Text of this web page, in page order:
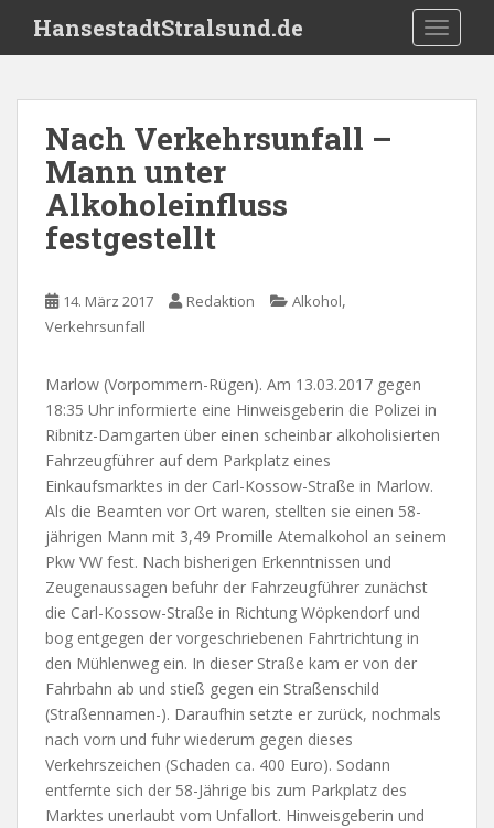
i
HansestadtStralsund.de
Nach Verkehrsunfall –
Mann unter
Alkoholeinfluss
festgestellt
14. März 2017 Redaktion Alkohol,
Verkehrsunfall
Marlow (Vorpommern-Rügen). Am 13.03.2017 gegen
18:35 Uhr informierte eine Hinweisgeberin die Polizei in
Ribnitz-Damgarten über einen scheinbar alkoholisierten
Fahrzeugführer auf dem Parkplatz eines
Einkaufsmarktes in der Carl-Kossow-Straße in Marlow.
Als die Beamten vor Ort waren, stellten sie einen 58-
jährigen Mann mit 3,49 Promille Atemalkohol an seinem
Pkw VW fest. Nach bisherigen Erkenntnissen und
Zeugenaussagen befuhr der Fahrzeugführer zunächst
die Carl-Kossow-Straße in Richtung Wöpkendorf und
bog entgegen der vorgeschriebenen Fahrtrichtung in
den Mühlenweg ein. In dieser Straße kam er von der
Fahrbahn ab und stieß gegen ein Straßenschild
(Straßennamen-). Daraufhin setzte er zurück, nochmals
nach vorn und fuhr wiederum gegen dieses
Verkehrszeichen (Schaden ca. 400 Euro). Sodann
entfernte sich der 58-Jährige bis zum Parkplatz des
Marktes unerlaubt vom Unfallort. Hinweisgeberin und